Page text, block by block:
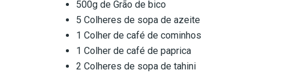
500g de Grão de bico
5 Colheres de sopa de azeite
1 Colher de café de cominhos
1 Colher de café de paprica
2 Colheres de sopa de tahini